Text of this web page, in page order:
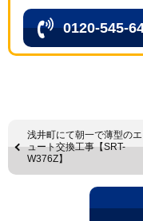
0120-545-
浅井町にて朝一で薄型の
ュート交換工事【SRT-
W376Z】